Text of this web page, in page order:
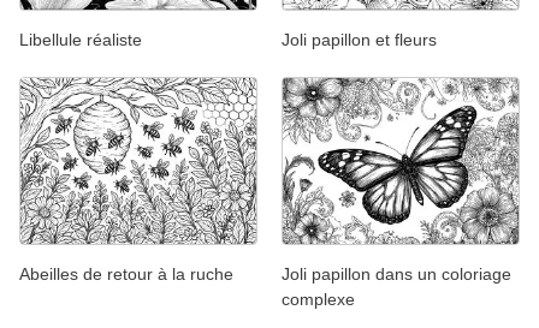
Libellule réaliste Joli papillon et fleurs
Abeilles de retour à la ruche
Joli papillon dans un coloriage
complexe